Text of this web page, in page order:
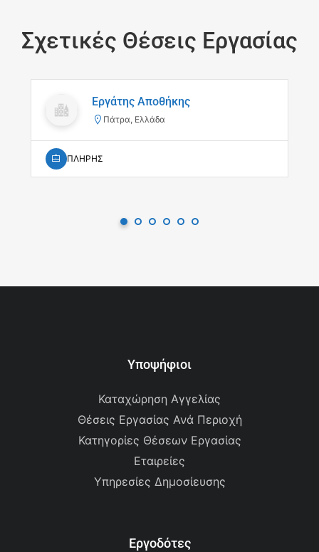
Σχετικές Θέσεις Εργασίας
Εργάτης Αποθήκης
Πάτρα, Ελλάδα
ΠΛΗΡΗΣ
Υποψήφιοι
Καταχώρηση Αγγελίας
Θέσεις Εργασίας Ανά Περιοχή
Κατηγορίες Θέσεων Εργασίας
Εταιρείες
Υπηρεσίες Δημοσίευσης
Εργοδότες